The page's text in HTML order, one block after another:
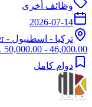
وظائف أخرى
2026-07-14
تركيا - اسطنبول - Bahçelievler
46,000.00 - 50,000.00 TL
دوام كامل